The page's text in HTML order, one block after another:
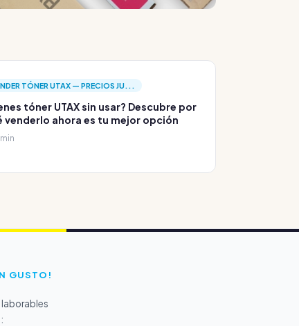
TÓNER UTAX — PRECIOS JU...
tóner UTAX sin usar? Descubre por
venderlo ahora es tu mejor opción
GUSTO!